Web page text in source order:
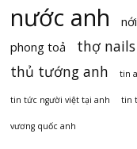
nước anh
phong toả
thợ
thủ tướng anh
tin
tin tức người việt tại anh tin
vương quốc anh